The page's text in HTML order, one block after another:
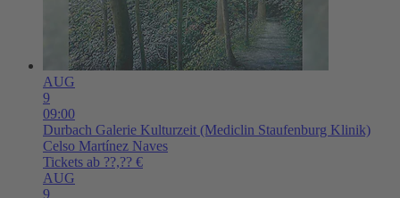
AUG
9
09:00
Durbach Galerie Kulturzeit (Mediclin Staufenburg Klinik)
Celso Martínez Naves
Tickets ab ??,?? €
AUG
9